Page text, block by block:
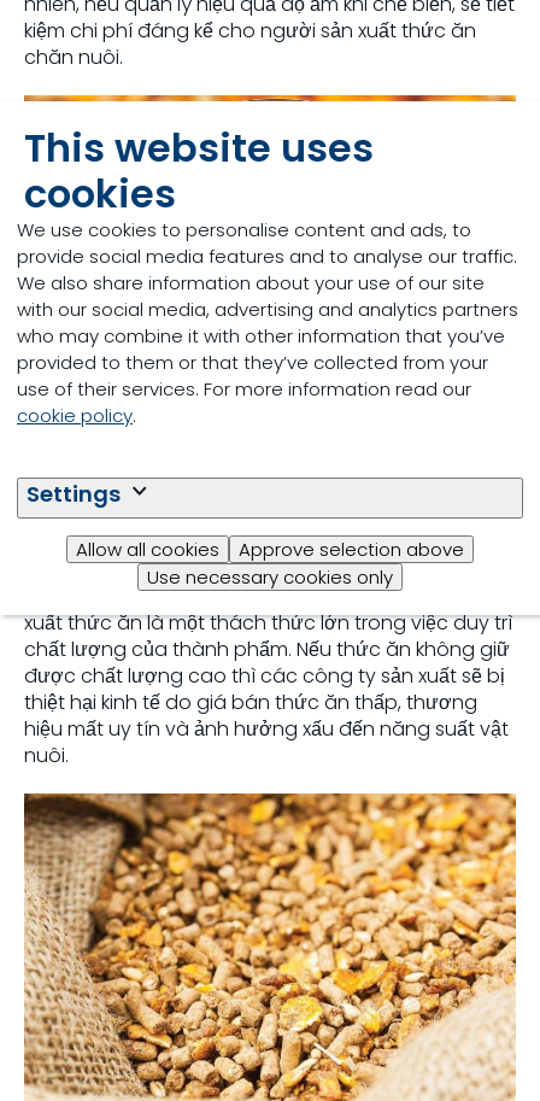
This website uses
cookies
We use cookies to personalise content and ads, to
provide social media features and to analyse our traffic.
We also share information about your use of our site
with our social media, advertising and analytics partners
who may combine it with other information that you’ve
provided to them or that they’ve collected from your
use of their services. For more information read our
cookie policy.
Settings
Allow all cookies
Approve selection above
Use necessary cookies only
kiệm chi phí đáng kể cho người sản xuất thức ăn
chăn nuôi.
Quản lý rủi ro Độc tố nấm
mốc
Việc nguyên liệu bị nhiễm độc tố nấm mốc tại cánh
đồng hoặc trong quá trình lưu trữ tại nhà máy sản
xuất thức ăn là một thách thức lớn trong việc duy trì
chất lượng của thành phẩm. Nếu thức ăn không giữ
được chất lượng cao thì các công ty sản xuất sẽ bị
thiệt hại kinh tế do giá bán thức ăn thấp, thương
hiệu mất uy tín và ảnh hưởng xấu đến năng suất vật
nuôi.